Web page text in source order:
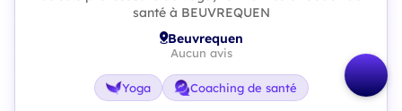
santé à BEUVREQUEN
Beuvrequen
Aucun avis
Yoga Coaching de santé